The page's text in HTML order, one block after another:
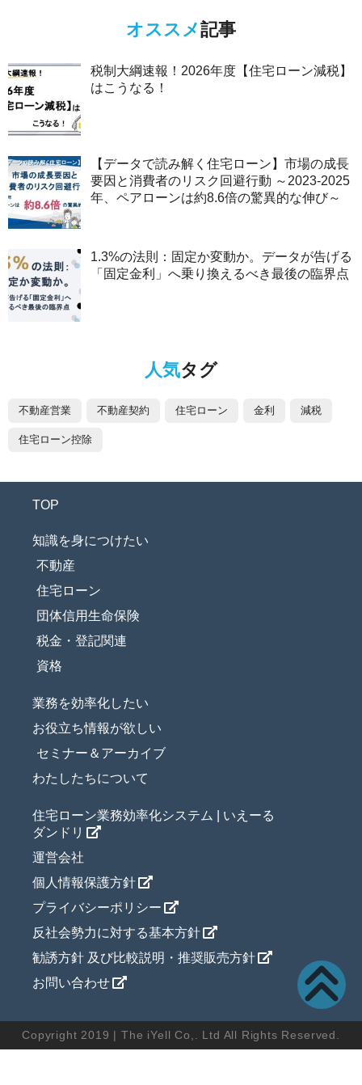
オススメ記事
税制大綱速報！2026年度【住宅ローン減税】
はこうなる！
【データで読み解く住宅ローン】市場の成長
要因と消費者のリスク回避行動 ～2023-2025
年、ペアローンは約8.6倍の驚異的な伸び～
1.3%の法則：固定か変動か。データが告げる
「固定金利」へ乗り換えるべき最後の臨界点
人気タグ
不動産営業 不動産契約 住宅ローン 金利 減税
住宅ローン控除
TOP
知識を身につけたい
不動産
住宅ローン
団体信用生命保険
税金・登記関連
資格
業務を効率化したい
お役立ち情報が欲しい
セミナー＆アーカイブ
わたしたちについて
住宅ローン業務効率化システム | いえーる
ダンドリ
運営会社
個人情報保護方針
プライバシーポリシー
反社会勢力に対する基本方針
勧誘方針 及び比較説明・推奨販売方針
お問い合わせ
Copyright 2019 | The iYell Co,. Ltd All Rights Reserved.